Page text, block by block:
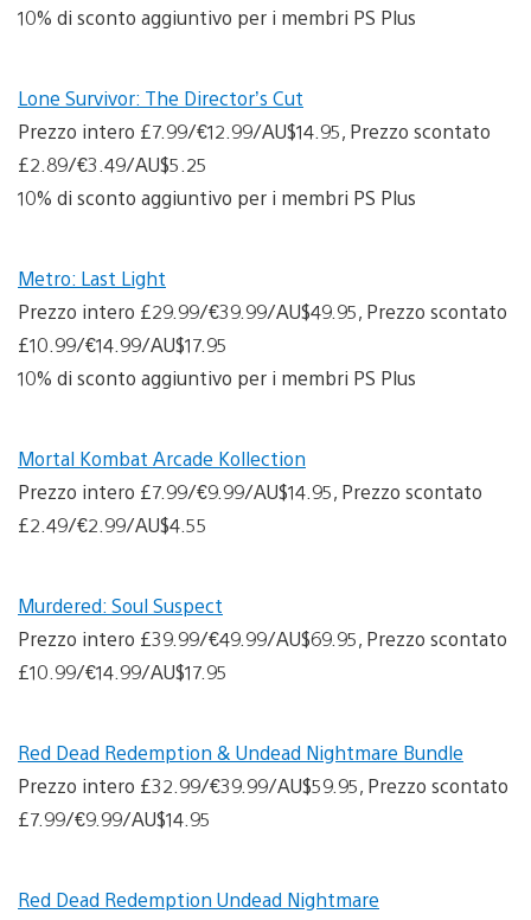
10% di sconto aggiuntivo per i membri PS Plus
Lone Survivor: The Director’s Cut
Prezzo intero £7.99/€12.99/AU$14.95, Prezzo scontato
£2.89/€3.49/AU$5.25
10% di sconto aggiuntivo per i membri PS Plus
Metro: Last Light
Prezzo intero £29.99/€39.99/AU$49.95, Prezzo scontato
£10.99/€14.99/AU$17.95
10% di sconto aggiuntivo per i membri PS Plus
Mortal Kombat Arcade Kollection
Prezzo intero £7.99/€9.99/AU$14.95, Prezzo scontato
£2.49/€2.99/AU$4.55
Murdered: Soul Suspect
Prezzo intero £39.99/€49.99/AU$69.95, Prezzo scontato
£10.99/€14.99/AU$17.95
Red Dead Redemption & Undead Nightmare Bundle
Prezzo intero £32.99/€39.99/AU$59.95, Prezzo scontato
£7.99/€9.99/AU$14.95
Red Dead Redemption Undead Nightmare